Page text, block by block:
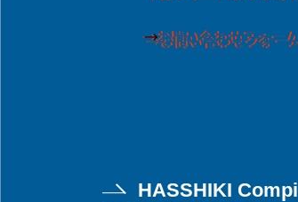
→お問い合わせフォーム
HASSHIKI